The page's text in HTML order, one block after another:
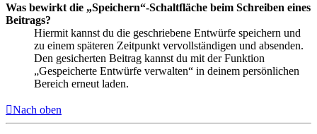
Was bewirkt die „Speichern“-Schaltfläche beim Schreiben eines
Beitrags?
Hiermit kannst du die geschriebene Entwürfe speichern und
zu einem späteren Zeitpunkt vervollständigen und absenden.
Den gesicherten Beitrag kannst du mit der Funktion
„Gespeicherte Entwürfe verwalten“ in deinem persönlichen
Bereich erneut laden.
Nach oben